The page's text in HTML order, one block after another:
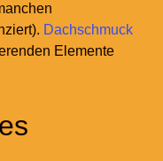
Dachschmuck
Elemente